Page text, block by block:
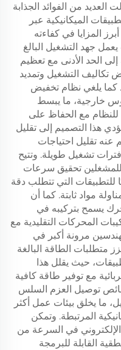
التروس المستمر 24 فولت العديد من الفوائد الجذابة
الميكانيكية عبر
المزايا في كفاءته
جهد التشغيل البالغ
إلى الحد الأدنى مع تعظيم
تكاليف التشغيل وتمديد
كما يلغي نظام تخفيض
خارجية، ما يبسط
للنظام مع الحفاظ على
هذا التصميم إلى تقليل
عنه تقليل احتياجات
تشغيل طويلة. وتتيح
تحقيق سرعات
للتطبيقات التي تتطلب دقة
مواد ثابتة. كما أن
يسمح بتركيبه في
المحركات التقليدية مع
مرونة أكبر في
متطلبات الطاقة البالغة
حيث يقلل هذا
مع توفير طاقة كافية
توصيل العزم السلس
ما يخلق بيئات عمل أكثر
المرتبطة. وتمكن
الإلكتروني في السرعة من
القابلة للبرمجة